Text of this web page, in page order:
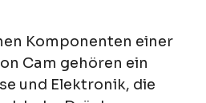
Komponenten einer
Cam gehören ein
und Elektronik, die